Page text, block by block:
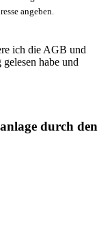
angeben.
ich die AGB und
habe und
durch den